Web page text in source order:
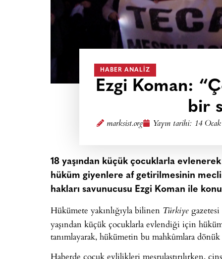
HABER ANALIZ
Ezgi Koman:
bir
marksist.org Yayın tarihi: 14
18 yaşından küçük çocuklarla
hüküm giyenlere af getirilmesinin
hakları savunucusu Ezgi Koman ile
Hükümete yakınlığıyla bilinen Türkiye
yaşından küçük çocuklarla evlendiği için
tanımlayarak, hükümetin bu mahkûmlara
Haberde çocuk evlilikleri meşrulaştırılırken,